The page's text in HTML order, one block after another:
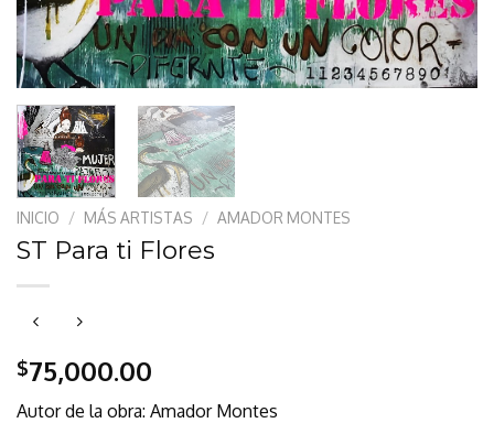
INICIO / MÁS ARTISTAS / AMADOR MONTES
ST Para ti Flores
$75,000.00
Autor de la obra: Amador Montes